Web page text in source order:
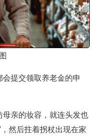
提交领取养老金的申
亲的妆容，就连头发也
然后拄着拐杖出现在家